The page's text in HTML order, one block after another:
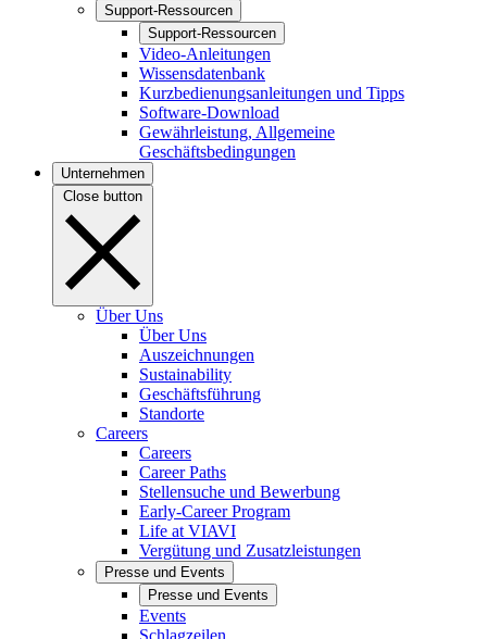
Support-Ressourcen
Support-Ressourcen
Video-Anleitungen
Wissensdatenbank
Kurzbedienungsanleitungen und Tipps
Software-Download
Gewährleistung, Allgemeine
Geschäftsbedingungen
Unternehmen
Close button
Über Uns
Über Uns
Auszeichnungen
Sustainability
Geschäftsführung
Standorte
Careers
Careers
Career Paths
Stellensuche und Bewerbung
Early-Career Program
Life at VIAVI
Vergütung und Zusatzleistungen
Presse und Events
Presse und Events
Events